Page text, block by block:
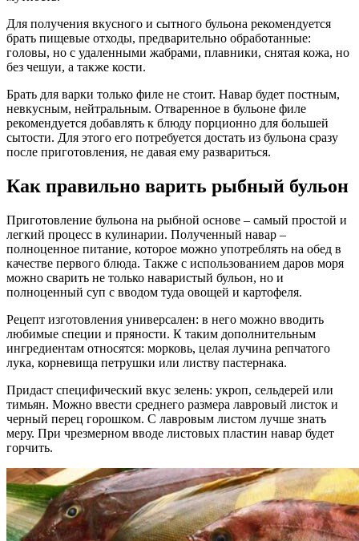
Для получения вкусного и сытного бульона рекомендуется
брать пищевые отходы, предварительно обработанные:
головы, но с удаленными жабрами, плавники, снятая кожа, но
без чешуи, а также кости.
Брать для варки только филе не стоит. Навар будет постным,
невкусным, нейтральным. Отваренное в бульоне филе
рекомендуется добавлять к блюду порционно для большей
сытости. Для этого его потребуется достать из бульона сразу
после приготовления, не давая ему развариться.
Как правильно варить рыбный бульон
Приготовление бульона на рыбной основе – самый простой и
легкий процесс в кулинарии. Полученный навар –
полноценное питание, которое можно употреблять на обед в
качестве первого блюда. Также с использованием даров моря
можно сварить не только наваристый бульон, но и
полноценный суп с вводом туда овощей и картофеля.
Рецепт изготовления универсален: в него можно вводить
любимые специи и пряности. К таким дополнительным
ингредиентам относятся: морковь, целая лучина репчатого
лука, корневища петрушки или листву пастернака.
Придаст специфический вкус зелень: укроп, сельдерей или
тимьян. Можно ввести среднего размера лавровый листок и
черный перец горошком. С лавровым листом лучше знать
меру. При чрезмерном вводе листовых пластин навар будет
горчить.